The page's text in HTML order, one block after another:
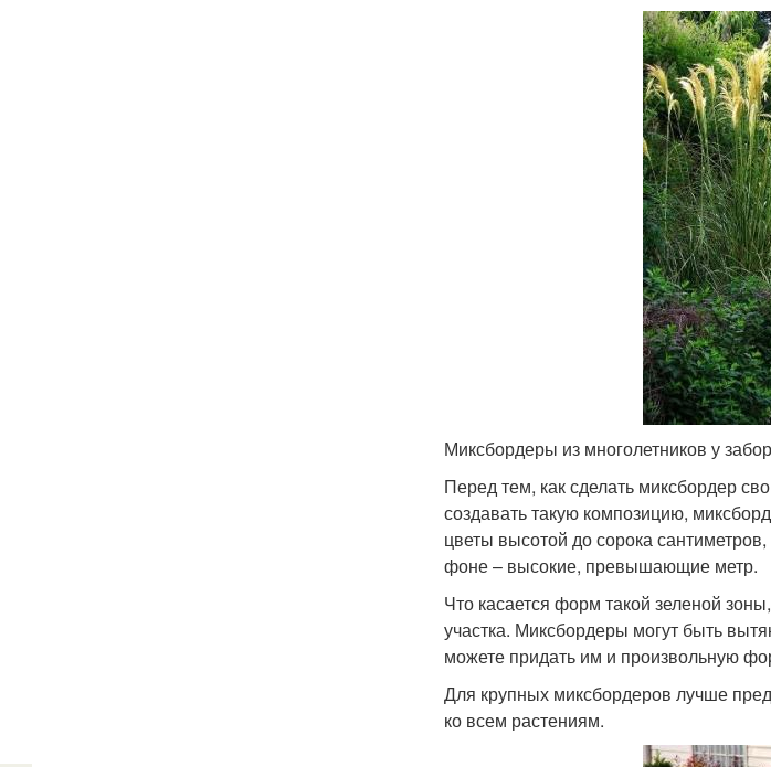
Миксбордеры из многолетников у
Перед тем, как сделать миксбордер
создавать такую композицию,
цветы высотой до сорока
фоне – высокие, превышающие метр.
Что касается форм такой зеленой
участка. Миксбордеры могут быть
можете придать им и произвольную
Для крупных миксбордеров лучше
ко всем растениям.